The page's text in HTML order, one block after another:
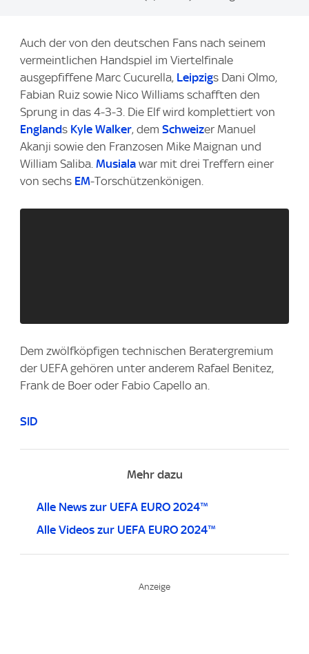
Auch der von den deutschen Fans nach seinem
vermeintlichen Handspiel im Viertelfinale
ausgepfiffene Marc Cucurella, Leipzigs Dani Olmo,
Fabian Ruiz sowie Nico Williams schafften den
Sprung in das 4-3-3. Die Elf wird komplettiert von
Englands Kyle Walker, dem Schweizer Manuel
Akanji sowie den Franzosen Mike Maignan und
William Saliba. Musiala war mit drei Treffern einer
von sechs EM-Torschützenkönigen.
Dem zwölfköpfigen technischen Beratergremium
der UEFA gehören unter anderem Rafael Benitez,
Frank de Boer oder Fabio Capello an.
SID
Mehr dazu
Alle News zur UEFA EURO 2024™
Alle Videos zur UEFA EURO 2024™